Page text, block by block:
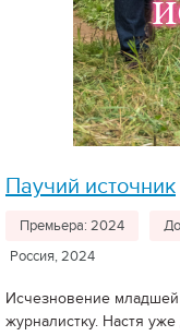
Паучий источник
Премьера: 2024
Россия, 2024
Исчезновение младшей
журналистку. Настя